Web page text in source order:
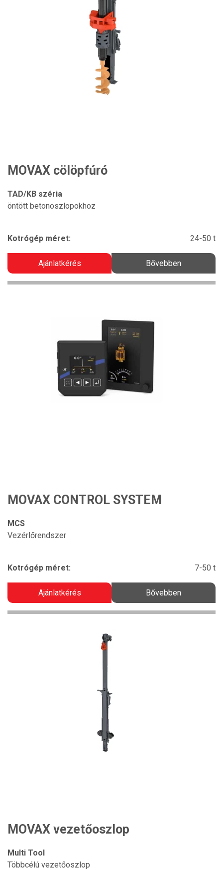
MOVAX cölöpfúró
TAD/KB széria
öntött betonoszlopokhoz
Kotrógép méret: 24-50 t
Ajánlatkérés Bővebben
MOVAX CONTROL SYSTEM
MCS
Vezérlőrendszer
Kotrógép méret: 7-50 t
Ajánlatkérés Bővebben
MOVAX vezetőoszlop
Multi Tool
Többcélú vezetőoszlop